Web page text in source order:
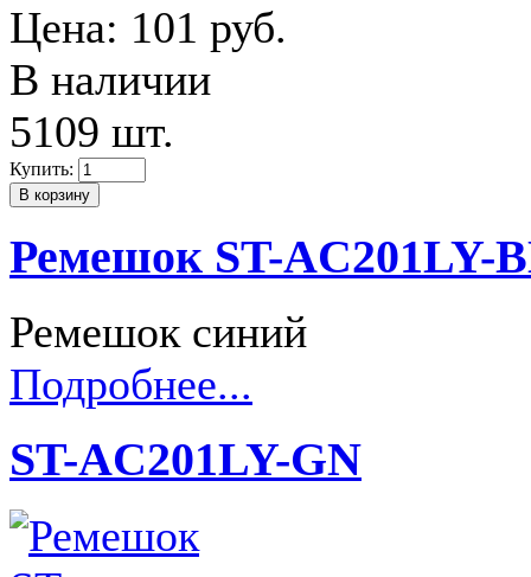
Цена: 101 руб.
В наличии
5109 шт.
Купить:
Ремешок ST-AC201LY-
Ремешок синий
Подробнее...
ST-AC201LY-GN